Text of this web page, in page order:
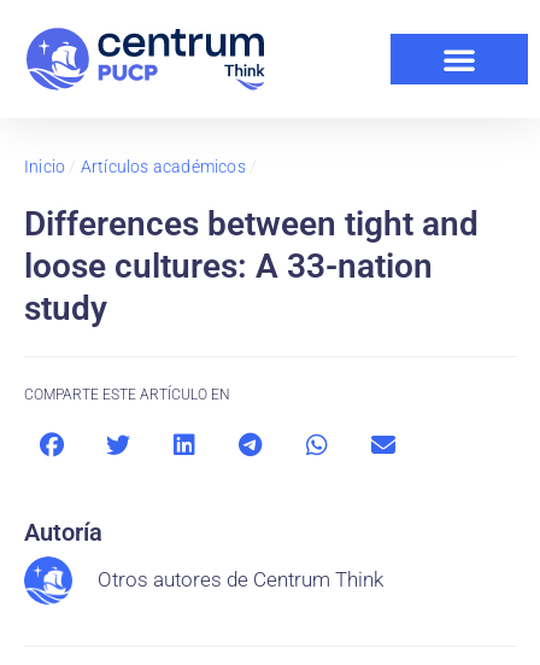
Inicio / Artículos académicos/
Differences between tight and
loose cultures: A 33-nation
study
COMPARTE ESTE ARTÍCULO EN
Autoría
Otros autores de Centrum Think